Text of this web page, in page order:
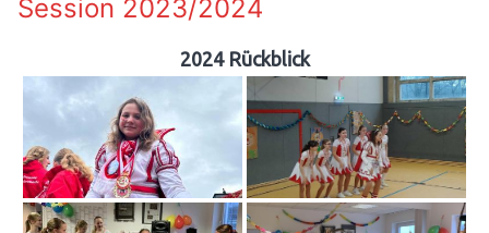
Session 2023/2024
2024 Rückblick